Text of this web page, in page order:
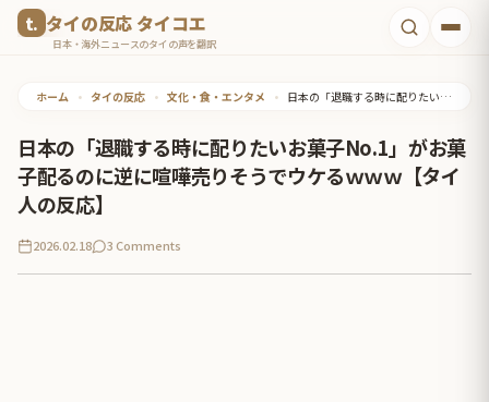
タイの反応 タイコエ
日本・海外ニュースのタイの声を翻訳
ホーム • タイの反応 • 文化・食・エンタメ • 日本の「退職する時に配りたいお菓子No.1」がお菓子配るのに逆に喧嘩売りそうでウケるｗｗｗ【タイ人の反応】
日本の「退職する時に配りたいお菓子No.1」がお菓
子配るのに逆に喧嘩売りそうでウケるｗｗｗ【タイ
人の反応】
2026.02.18 3 Comments